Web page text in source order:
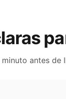
antes de